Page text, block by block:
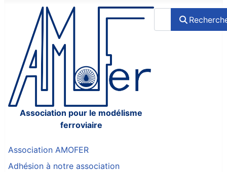
Association pour le modélisme
ferroviaire
Rechercher
Association AMOFER
Adhésion à notre association